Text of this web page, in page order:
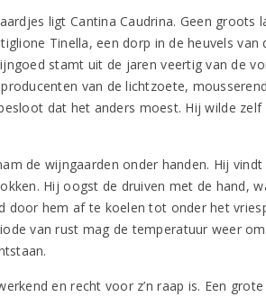
ligt Cantina Caudrina. Geen groots
Tinella, een dorp in de heuvels van
stamt uit de jaren veertig van de
van de lichtzoete,
dat het anders moest. Hij wilde
de wijngaarden onder handen. Hij
Hij oogst de druiven met de hand,
door hem af te koelen tot onder het
van rust mag de temperatuur weer
en recht voor z’n raap is. Een